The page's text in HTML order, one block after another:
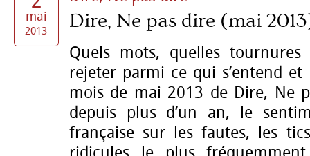
mai
2013 Dire, Ne pas dire (mai
Quels mots, quelles
rejeter parmi ce qui s’entend
mois de mai 2013 de Dire, Ne
depuis plus d’un an, le
française sur les fautes, les